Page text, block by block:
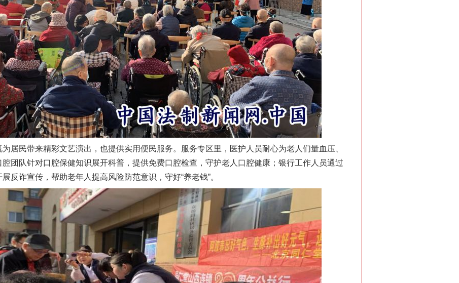
民带来精彩文艺演出，也提供实用便民服务。服务专区里，医护人员耐心为老人们量血压、
团队针对口腔保健知识展开科普，提供免费口腔检查，守护老人口腔健康；银行工作人员通过
反诈宣传，帮助老年人提高风险防范意识，守好“养老钱”。